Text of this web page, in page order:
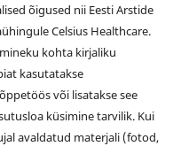
õigused nii Eesti Arstide
Celsius Healthcare.
kohta kirjaliku
kasutatakse
või lisatakse see
küsimine tarvilik. Kui
avaldatud materjali (fotod,